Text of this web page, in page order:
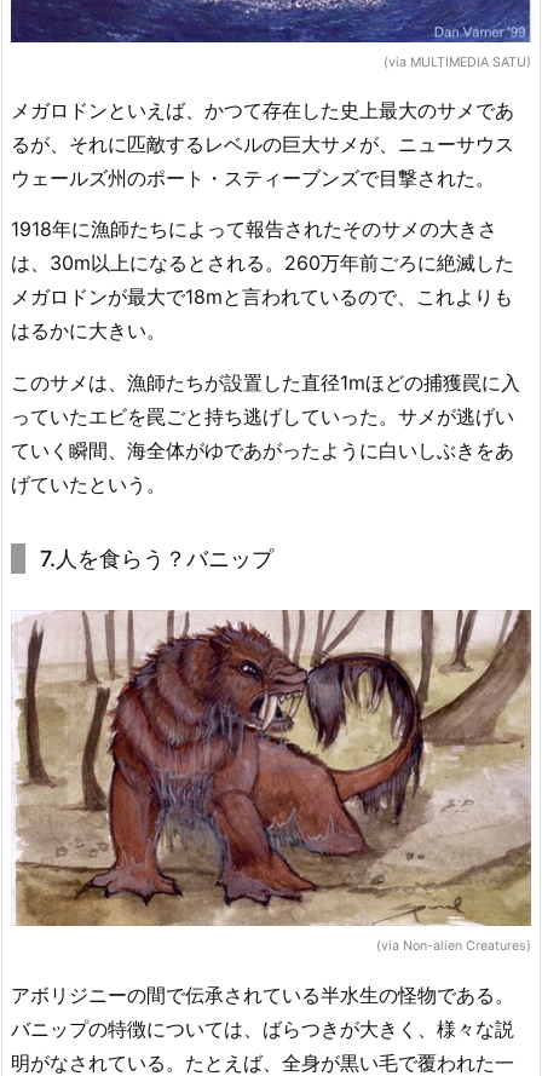
(via MULTIMEDIA SATU)
メガロドンといえば、かつて存在した史上最大のサメであ
るが、それに匹敵するレベルの巨大サメが、ニューサウス
ウェールズ州のポート・スティーブンズで目撃された。
1918年に漁師たちによって報告されたそのサメの大きさ
は、30m以上になるとされる。260万年前ごろに絶滅した
メガロドンが最大で18mと言われているので、これよりも
はるかに大きい。
このサメは、漁師たちが設置した直径1mほどの捕獲罠に入
っていたエビを罠ごと持ち逃げしていった。サメが逃げい
ていく瞬間、海全体がゆであがったように白いしぶきをあ
げていたという。
7.人を食らう？バニップ
(via Non-alien Creatures)
アボリジニーの間で伝承されている半水生の怪物である。
バニップの特徴については、ばらつきが大きく、様々な説
明がなされている。たとえば、全身が黒い毛で覆われた一